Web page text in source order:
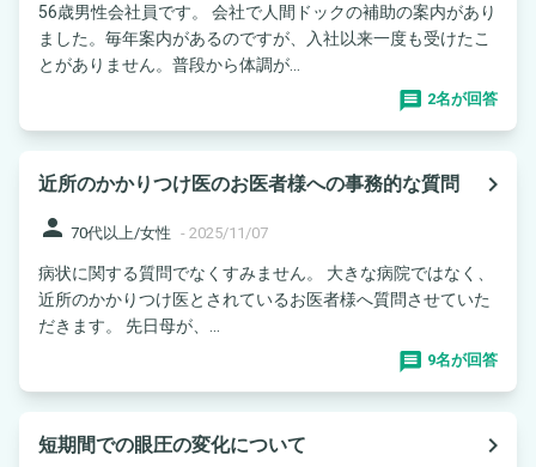
56歳男性会社員です。 会社で人間ドックの補助の案内があり
ました。毎年案内があるのですが、入社以来一度も受けたこ
とがありません。普段から体調が...
2名が回答
近所のかかりつけ医のお医者様への事務的な質問
navigate_next
person 70代以上/女性 - 2025/11/07
病状に関する質問でなくすみません。 大きな病院ではなく、
近所のかかりつけ医とされているお医者様へ質問させていた
だきます。 先日母が、...
9名が回答
短期間での眼圧の変化について
navigate_next